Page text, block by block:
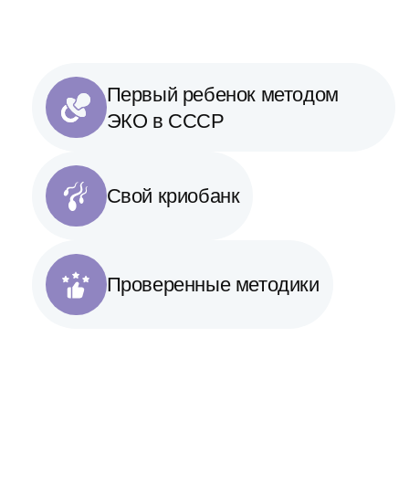
Первый ребенок методом
ЭКО в СССР
Свой криобанк
Проверенные методики